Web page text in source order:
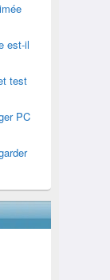
est-il
test
PC